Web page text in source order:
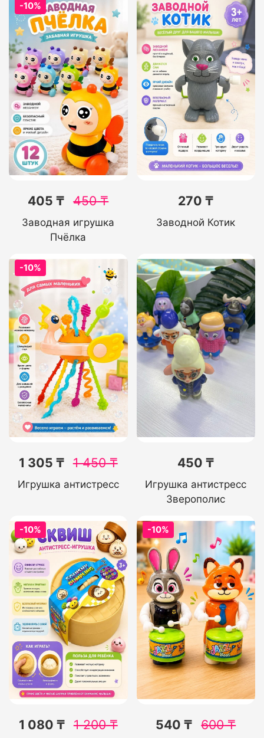
-10%
405 ₸ 450₸
Заводная игрушка
Пчёлка
270 ₸
Заводной Котик
-10%
1 305 ₸ 1 450₸
Игрушка антистресс
450 ₸
Игрушка антистресс
Зверополис
-10%
1 080 ₸ 1 200₸
-10%
540 ₸ 600₸